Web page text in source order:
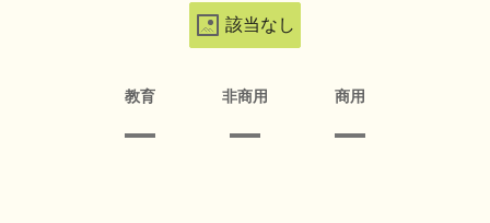
該当なし
教育 非商用 商用